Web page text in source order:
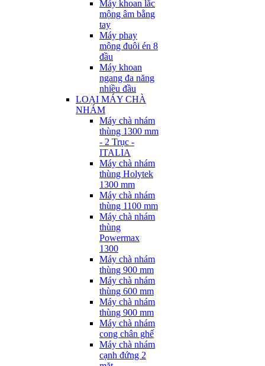
Máy khoan lắc
mộng âm bằng
tay
Máy phay
mộng đuôi én 8
đầu
Máy khoan
ngang đa năng
nhiều đầu
LOẠI MÁY CHÀ
NHÁM
Máy chà nhám
thùng 1300 mm
- 2 Trục -
ITALIA
Máy chà nhám
thùng Holytek
1300 mm
Máy chà nhám
thùng 1100 mm
Máy chà nhám
thùng
Powermax
1300
Máy chà nhám
thùng 900 mm
Máy chà nhám
thùng 600 mm
Máy chà nhám
thùng 900 mm
Máy chà nhám
cong chân ghế
Máy chà nhám
cạnh đứng 2